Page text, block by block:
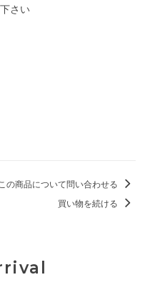
さい
の商品について問い合わせる
買い物を続ける